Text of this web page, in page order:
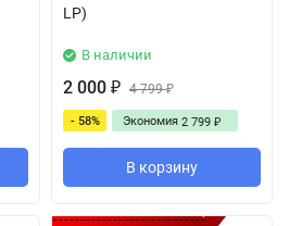
LP)
В наличии
2 000 ₽ 4 799₽
- 58% Экономия 2 799 ₽
В корзину